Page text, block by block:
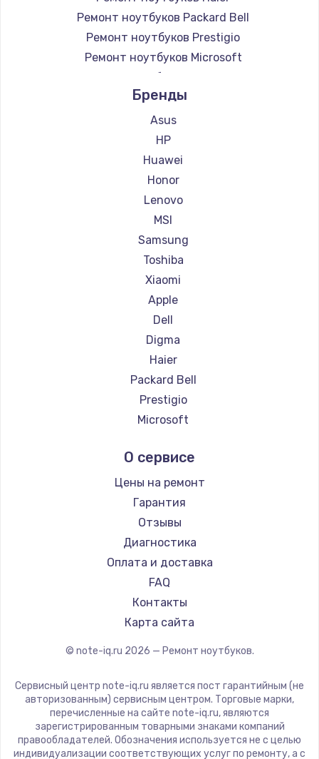
Ремонт ноутбуков Packard Bell
Ремонт ноутбуков Prestigio
Ремонт ноутбуков Microsoft
Ремонт ноутбуков Alienware
Ремонт ноутбуков Aquarius
Ремонт ноутбуков Gigabyte
Ремонт ноутбуков Aorus
Ремонт ноутбуков Maibenben
Ремонт ноутбуков Getac
Ремонт ноутбуков Epson
Ремонт ноутбуков Philips
Ремонт ноутбуков LG
Ремонт ноутбуков Panasonic
Ремонт ноутбуков Irbis
Ремонт ноутбуков Thunderobot
Ремонт ноутбуков Hasee
Ремонт ноутбуков ZTE
Ремонт ноутбуков Hiper
Ремонт ноутбуков Evga
Ремонт ноутбуков Google
Ремонт ноутбуков Echips
Ремонт ноутбуков Predator
Ремонт ноутбуков iru
Ремонт ноутбуков Machenike
Ремонт ноутбуков DEXP
Ремонт ноутбуков Teclast
Ремонт ноутбуков CHUWI
Ремонт ноутбуков Colorful
Бренды
Asus
HP
Huawei
Honor
Lenovo
MSI
Samsung
Toshiba
Xiaomi
Apple
Dell
Digma
Haier
Packard Bell
Prestigio
Microsoft
Aquarius
Gigabyte
Aorus
Maibenben
Getac
Epson
Philips
LG
Panasonic
ZTE
Hiper
Evga
О сервисе
Цены на ремонт
Гарантия
Отзывы
Диагностика
Оплата и доставка
FAQ
Контакты
Карта сайта
© note-iq.ru 2026 — Ремонт ноутбуков.
Сервисный центр note-iq.ru является пост гарантийным (не
авторизованным) сервисным центром. Торговые марки,
перечисленные на сайте note-iq.ru, являются
зарегистрированным товарными знаками компаний
правообладателей. Обозначения используется не с целью
индивидуализации соответствующих услуг по ремонту, а с